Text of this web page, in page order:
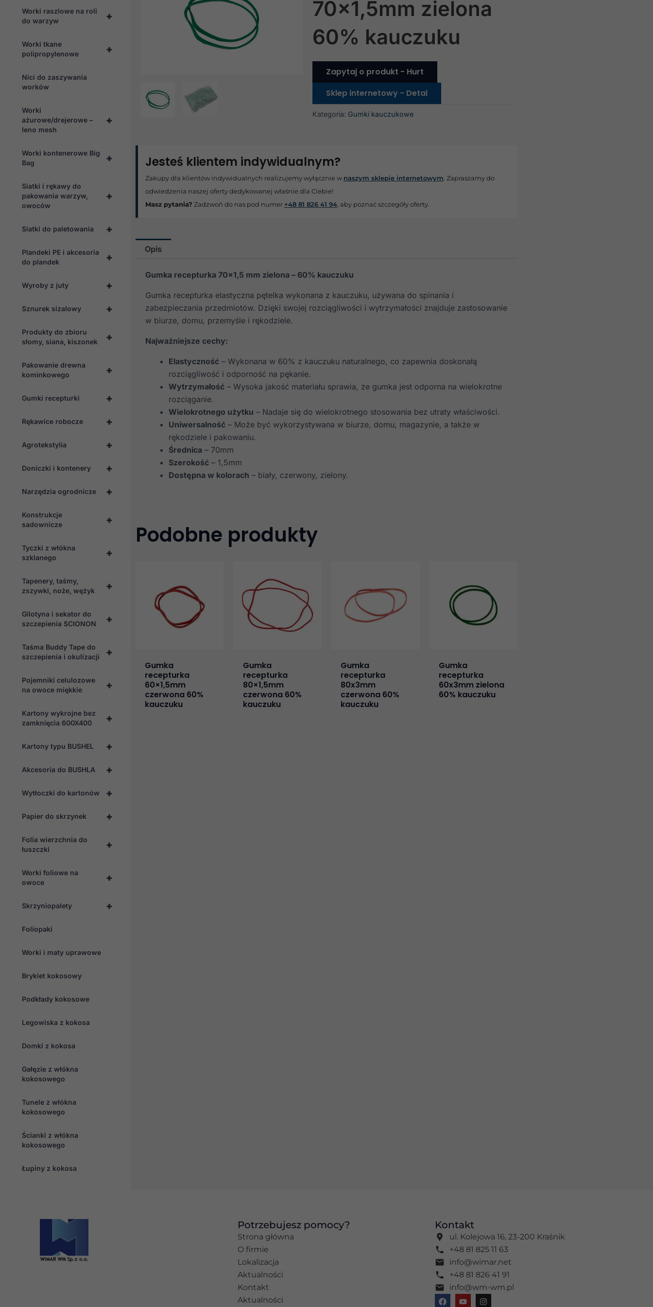
+
Worki raszlowe na roli
do warzyw
+
Worki tkane
polipropylenowe
Nici do zaszywania
worków
+
Worki
ażurowe/drejerowe –
leno mesh
+
Worki kontenerowe Big
Bag
+
Siatki i rękawy do
pakowania warzyw,
owoców
+
Siatki do paletowania
+
Plandeki PE i akcesoria
do plandek
+
Wyroby z juty
+
Sznurek sizalowy
+
Produkty do zbioru
słomy, siana, kiszonek
+
Pakowanie drewna
kominkowego
+
Gumki recepturki
+
Rękawice robocze
+
Agrotekstylia
+
Doniczki i kontenery
+
Narzędzia ogrodnicze
+
Konstrukcje
sadownicze
+
Tyczki z włókna
szklanego
+
Tapenery, taśmy,
zszywki, noże, wężyk
+
Gilotyna i sekator do
szczepienia SCIONON
+
Taśma Buddy Tape do
szczepienia i okulizacji
+
Pojemniki celulozowe
na owoce miękkie
+
Kartony wykrojne bez
zamknięcia 600X400
+
Kartony typu BUSHEL
+
Akcesoria do BUSHLA
+
Wytłoczki do kartonów
+
Papier do skrzynek
+
Folia wierzchnia do
łuszczki
+
Worki foliowe na
owoce
+
Skrzyniopalety
Foliopaki
Worki i maty uprawowe
Brykiet kokosowy
Podkłady kokosowe
Legowiska z kokosa
Domki z kokosa
Gałęzie z włókna
kokosowego
Tunele z włókna
kokosowego
Ścianki z włókna
kokosowego
Łupiny z kokosa
70×1,5mm zielona
60% kauczuku
Zapytaj o produkt - Hurt
Sklep internetowy - Detal
Kategoria: Gumki kauczukowe
Jesteś klientem indywidualnym?
Zakupy dla klientów indywidualnych realizujemy wyłącznie w naszym sklepie internetowym . Zapraszamy do
odwiedzenia naszej oferty dedykowanej właśnie dla Ciebie!
Masz pytania? Zadzwoń do nas pod numer +48 81 826 41 94, aby poznać szczegóły oferty.
Opis
Gumka recepturka 70×1,5 mm zielona – 60% kauczuku
Gumka recepturka elastyczna pętelka wykonana z kauczuku, używana do spinania i
zabezpieczania przedmiotów. Dzięki swojej rozciągliwości i wytrzymałości znajduje zastosowanie
w biurze, domu, przemyśle i rękodziele.
Najważniejsze cechy:
Elastyczność– Wykonana w 60% z kauczuku naturalnego, co zapewnia doskonałą
rozciągliwość i odporność na pękanie.
Wytrzymałość– Wysoka jakość materiału sprawia, że gumka jest odporna na wielokrotne
rozciąganie.
Wielokrotnego użytku – Nadaje się do wielokrotnego stosowania bez utraty właściwości.
Uniwersalność– Może być wykorzystywana w biurze, domu, magazynie, a także w
rękodziele i pakowaniu.
Średnica – 70mm
Szerokość– 1,5mm
Dostępna w kolorach – biały, czerwony, zielony.
Podobne produkty
Gumka
recepturka
60×1,5mm
czerwona 60%
kauczuku
Gumka
recepturka
80×1,5mm
czerwona 60%
kauczuku
Gumka
recepturka
80x3mm
czerwona 60%
kauczuku
Gumka
recepturka
60x3mm zielona
60% kauczuku
Potrzebujesz pomocy?
Strona główna
O firmie
Lokalizacja
Aktualności
Kontakt
Aktualności
Kontakt
ul. Kolejowa 16, 23-200 Kraśnik
+48 81 825 11 63
info@wimar.net
+48 81 826 41 91
info@wm-wm.pl
F
a
Y
o
I
n
Marketing